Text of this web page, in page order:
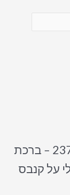
היה הראשון לכתוב סקירה “2371 – ברכת
על קנבס